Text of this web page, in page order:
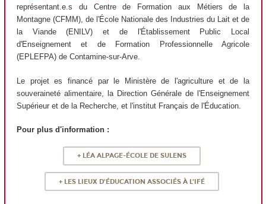
représentant.e.s du Centre de Formation aux Métiers de la
Montagne (CFMM), de l'École Nationale des Industries du Lait et de
la Viande (ENILV) et de l'Établissement Public Local
d'Enseignement et de Formation Professionnelle Agricole
(EPLEFPA) de Contamine-sur-Arve.
Le projet es financé par le Ministère de l'agriculture et de la
souveraineté alimentaire, la Direction Générale de l'Enseignement
Supérieur et de la Recherche, et l'institut Français de l'Éducation.
Pour plus d'information :
+ LÉA ALPAGE-ÉCOLE DE SULENS
+ LES LIEUX D'ÉDUCATION ASSOCIÉS À L'IFÉ